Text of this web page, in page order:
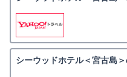
シーウッドホテル＜宮古島